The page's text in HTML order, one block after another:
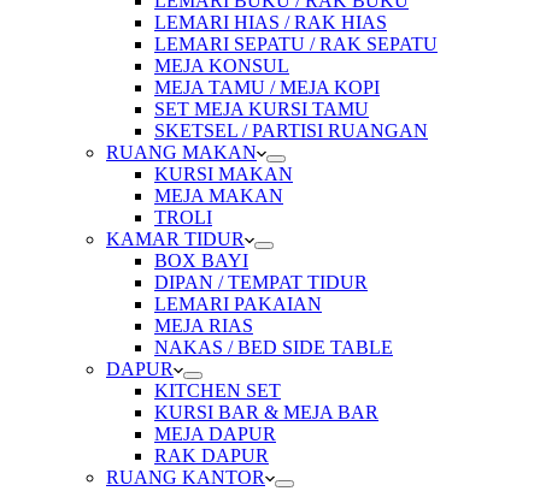
LEMARI HIAS / RAK HIAS
LEMARI SEPATU / RAK SEPATU
MEJA KONSUL
MEJA TAMU / MEJA KOPI
SET MEJA KURSI TAMU
SKETSEL / PARTISI RUANGAN
RUANG MAKAN
KURSI MAKAN
MEJA MAKAN
TROLI
KAMAR TIDUR
BOX BAYI
DIPAN / TEMPAT TIDUR
LEMARI PAKAIAN
MEJA RIAS
NAKAS / BED SIDE TABLE
DAPUR
KITCHEN SET
KURSI BAR & MEJA BAR
MEJA DAPUR
RAK DAPUR
RUANG KANTOR